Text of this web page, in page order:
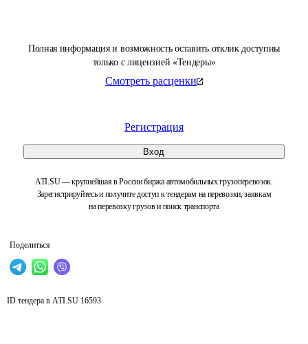
Полная информация и возможность оставить отклик доступны
только с лицензией «Тендеры»
Смотреть расценки
Регистрация
Вход
ATI.SU — крупнейшая в России биржа автомобильных грузоперевозок.
Зарегистрируйтесь и получите доступ к тендерам на перевозки, заявкам
на перевозку грузов и поиск транспорта
Поделиться
ID тендера в ATI.SU 16593